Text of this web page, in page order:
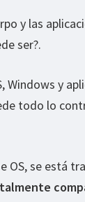
y las
ser?.
Windows y
todo lo
OS, se está